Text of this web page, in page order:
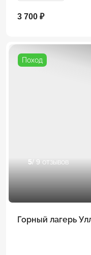
3 700 ₽
Поход
5/ 9 отзывов
Горный лагерь